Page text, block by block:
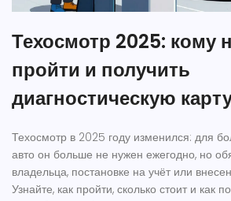
Техосмотр 2025: кому
пройти и получить
диагностическую
Техосмотр в 2025 году изменился: для
авто он больше не нужен ежегодно, но
владельца, постановке на учёт или
Узнайте, как пройти, сколько стоит и как